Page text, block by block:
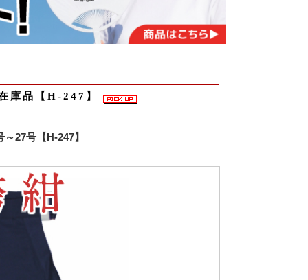
庫品【H-247】
27号【H-247】